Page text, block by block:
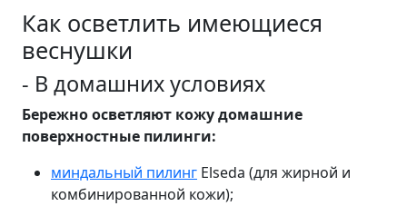
Как осветлить имеющиеся
веснушки
- В домашних условиях
Бережно осветляют кожу домашние
поверхностные пилинги:
миндальный пилинг Elseda (для жирной и
комбинированной кожи);